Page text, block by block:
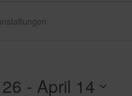
- April 14